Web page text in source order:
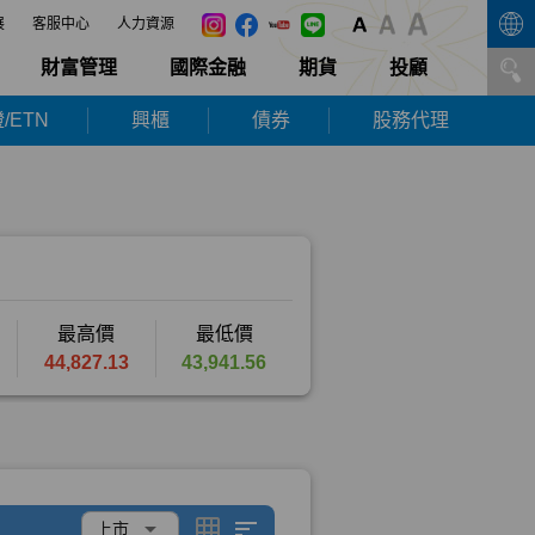
客服中心 人力資源
財富管理 國際金融 期貨 投顧
ETN 興櫃 債券 股務代理